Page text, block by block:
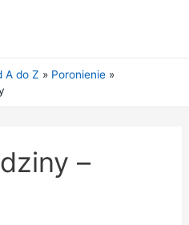
A do Z
Poronienie
–